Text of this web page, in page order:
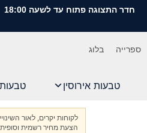
חדר התצוגה פתוח עד לשעה 18:00
ספרייה בלוג
טבעות אירוסין
לקוחות יקרים, לאור
הצעת מחיר רשמית